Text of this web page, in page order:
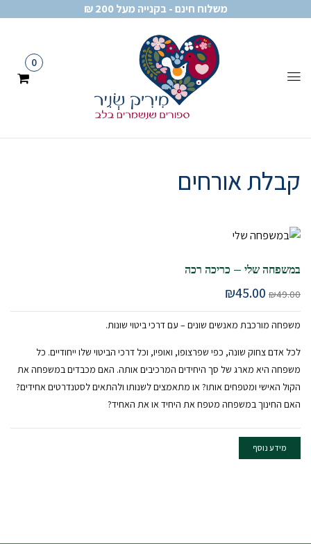
משלוח חינם - בקנייה מעל 200 ₪
0
קבלת אורחים
במשפחה שלי – כריכה רכה
₪49.00
₪45.00
משפחה מורכבת מאנשים שונים – עם דרכי ביטוי שונות.
לכל אדם צחוק שונה, כפי שפרצופו, ואופיו, וכל דרכי הביטוי שלו ייחודיים. כל
משפחה היא מארג של סך היחידים המרכיבים אותה. האם מכבדים במשפחה את
הקול האישי ומטפחים אותו? או מתאמצים לשנותו ולהתאים לסטנדרטים אחידים?
האם החינוך במשפחה מטפח את היחיד או את האחיד?
מידע נוסף